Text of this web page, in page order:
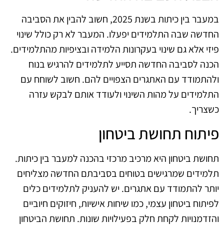
במעבר בין כיתות בשנת 2025, חשוב להבין את הסביבה
החדשה שבה התלמידים יפעלו. המעבר לא רק כולל שינוי
פיזי אלא גם שינוי בעקרונות הלמידה ובציפיות מהתלמידים.
הכנה לסביבה החדשה תסייע לתלמידים להרגיש בנוח
ולהתמודד עם האתגרים הצפויים להם. חשוב לשוחח עם
התלמידים על מהות השינוי ולעודד אותם לבקש עזרה
כשצריך.
פיתוח תחושת ביטחון
תחושת ביטחון היא מרכיב מרכזי בהכנה למעבר בין כיתות.
תלמידים שמרגישים בטוחים בסביבתם החדשה מצליחים
יותר להתמודד עם אתגרים. יש להעניק לתלמידים כלים
לפיתוח ביטחון עצמי, כמו שיחות אישיות, חיזוקים חיוביים
והזדמנויות לקחת חלק בפעילויות שונות. תחושת הביטחון